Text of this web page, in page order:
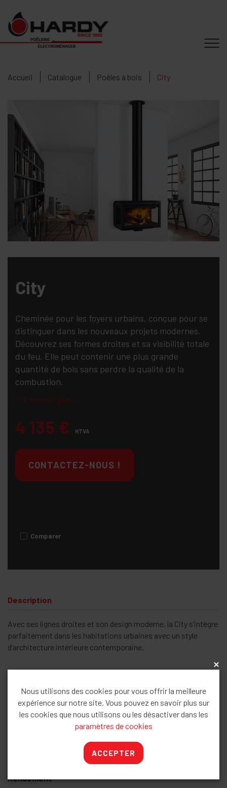
Accueil Catalogue Poêles à bois City
City
Cheminée pour les foyers urbains, conçue pour se
distinguer dans les nouveaux projets modernes.
Découvrez ses formes droites et sa visibilité totale
du feu. Elle peut contenir une plus grande
quantité de bois sans perdre la qualité de la
combustion.
En savoir plus ...
4 135 € HTVA
CONTACTEZ-NOUS !
Comparer
Description
Avec ses lignes droites et son design moderne, la City s’intègre
parfaitement dans les habitations urbaines avec un style
d’architecture intérieure contemporaine.
d’erreurs d’impression et de composition.
Caractéristiques
Rendement
x
Nous utilisons des cookies pour vous offrir la meilleure
expérience sur notre site. Vous pouvez en savoir plus sur
les cookies que nous utilisons ou les désactiver dans les
paramètres de cookies
ACCEPTER